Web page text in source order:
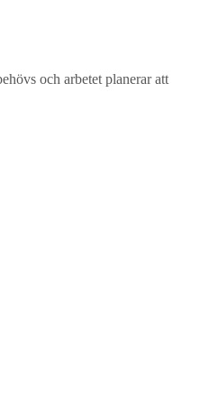
och arbetet planerar att